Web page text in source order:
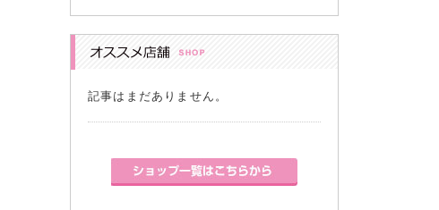
記事はまだありません。